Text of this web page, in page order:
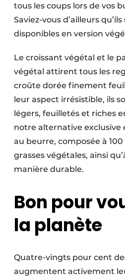
tous les coups lors de vos
Saviez-vous d’ailleurs
disponibles en version
Le croissant végétal et le
végétal attirent tous les
croûte dorée finement
leur aspect irrésistible, ils
légers, feuilletés et riches
notre alternative exclusive
au beurre, composée à
grasses végétales, ainsi
manière durable.
Bon pour
la planète
Quatre-vingts pour cent
augmentent activement